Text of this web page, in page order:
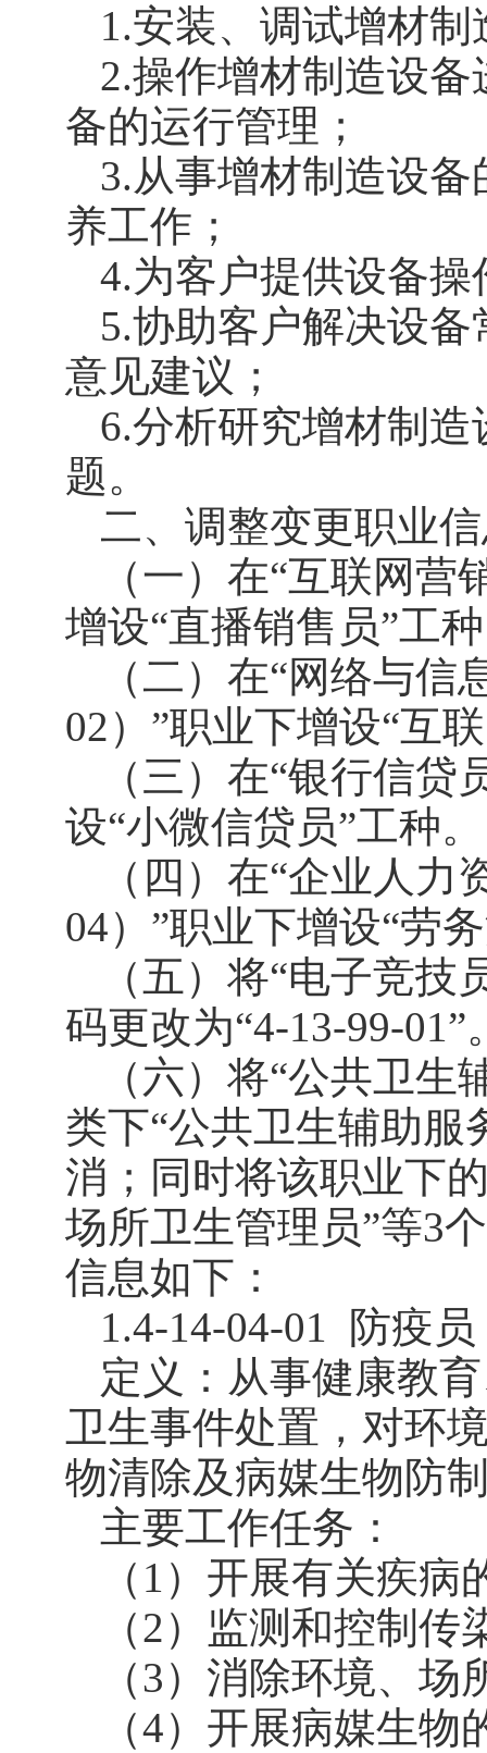
1.安装、调试增材制
2.操作增材制造设
备的运行管理；
3.从事增材制造设
养工作；
4.为客户提供设备
5.协助客户解决设
意见建议；
6.分析研究增材制
题。
二、调整变更职业
（一）在“互联网营
增设“直播销售员”工
（二）在“网络与信
02）”职业下增设“互
（三）在“银行信贷
设“小微信贷员”工种。
（四）在“企业人力
04）”职业下增设“劳
（五 ）将“电子竞技
码更改为“4-13-99-01”
（六）将“公共卫生
类下“公共卫生辅助服
消；同时将该职业下
场所卫生管理员”等3
信息如下：
1.4-14-04-01
防疫员
定义：从事健康教
卫生事件处置，对环
物清除及病媒生物防
主要工作任务：
（1）开展有关疾病
（2）监测和控制传
（3）消除环境、
（4）开展病媒生物